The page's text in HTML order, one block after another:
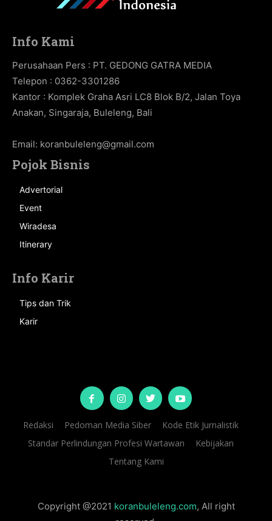
Info Kami
Perusahaan Pers : PT. GEDONG GATRA MEDIA
Telepon : 0362-3301286
Kantor : Komplek Graha Asri LC8 Blok B/2, Jalan Toya
Anakan, Singaraja, Buleleng, Bali
Email: koranbuleleng@gmail.com
Pojok Bisnis
Advertorial
Event
Wiradesa
Itinerary
Info Karir
Tips dan Trik
Karir
Redaksi Pedoman Media Siber
Kode Etik Jurnalistik
Standar Perlindungan Profesi Wartawan
Kebijakan
Tentang Kami
Copyright @2021 koranbuleleng.com, All right